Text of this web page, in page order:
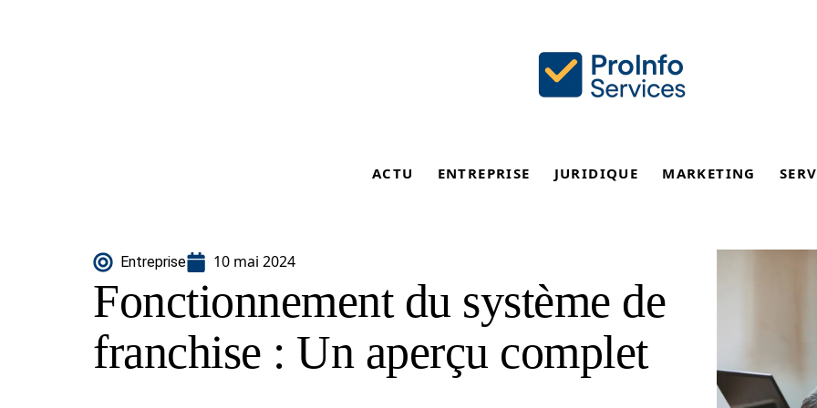
ACTU ENTREPRISE JURIDIQUE MARKETING
Entreprise 10 mai 2024
Fonctionnement du système de
franchise : Un aperçu complet